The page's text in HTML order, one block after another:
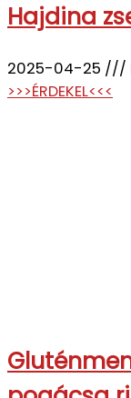
Hajdina
2025-04-25
>>>ÉRDEKEL<<<